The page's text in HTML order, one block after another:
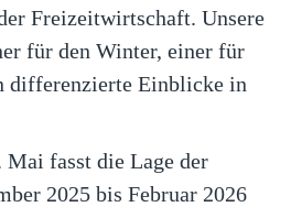
Freizeitwirtschaft. Unsere
für den Winter, einer für
differenzierte Einblicke in
Mai fasst die Lage der
2025 bis Februar 2026